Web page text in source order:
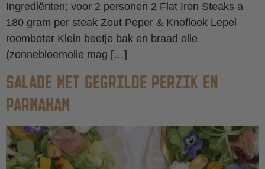
Ingrediënten; voor 2 personen 2 Flat Iron Steaks a
180 gram per steak Zout Peper & Knoflook Lepel
roomboter Klein beetje bak en braad olie
(zonnebloemolie mag […]
SALADE MET GEGRILDE PERZIK EN
PARMAHAM